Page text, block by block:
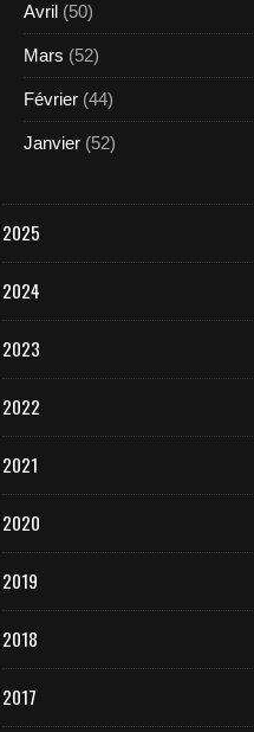
Avril (50)
Mars (52)
Février (44)
Janvier (52)
2025
2024
2023
2022
2021
2020
2019
2018
2017